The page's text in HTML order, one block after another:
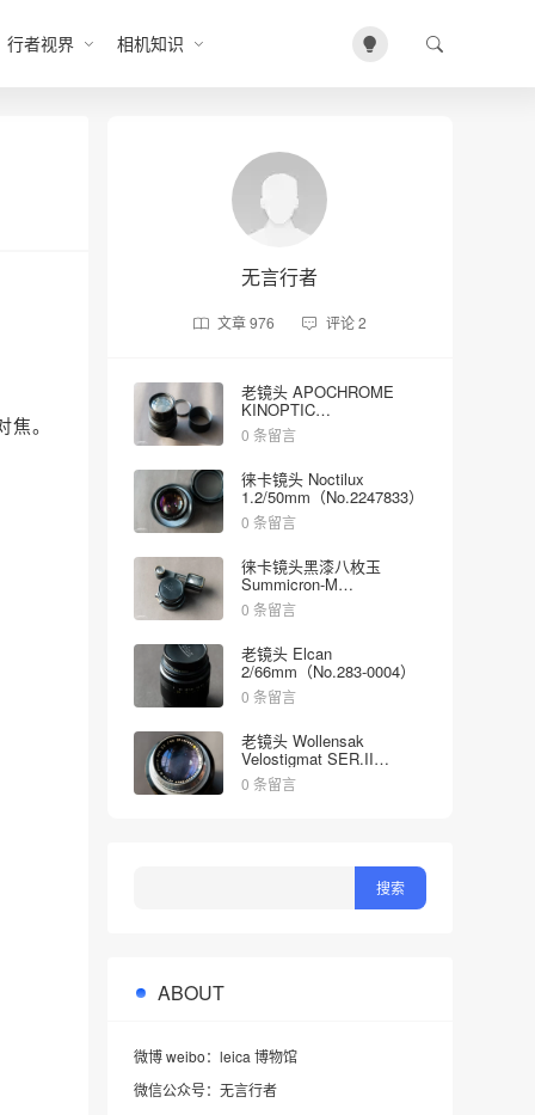
行者视界 相机知识
。
无言行者
文章976 评论2
老镜头 APOCHROME
KINOPTIC
2/100mm（No.5023）
0 条留言
徕卡镜头 Noctilux
1.2/50mm（No.2247833）
0 条留言
徕卡镜头黑漆八枚玉
Summicron-M
2/35mm（No.1998613）
0 条留言
老镜头 Elcan
2/66mm（No.283-0004）
0 条留言
老镜头 Wollensak
Velostigmat SER.II
4.5/127mm（No.452349）
0 条留言
ABOUT
微博 weibo：leica 博物馆
微信公众号：无言行者